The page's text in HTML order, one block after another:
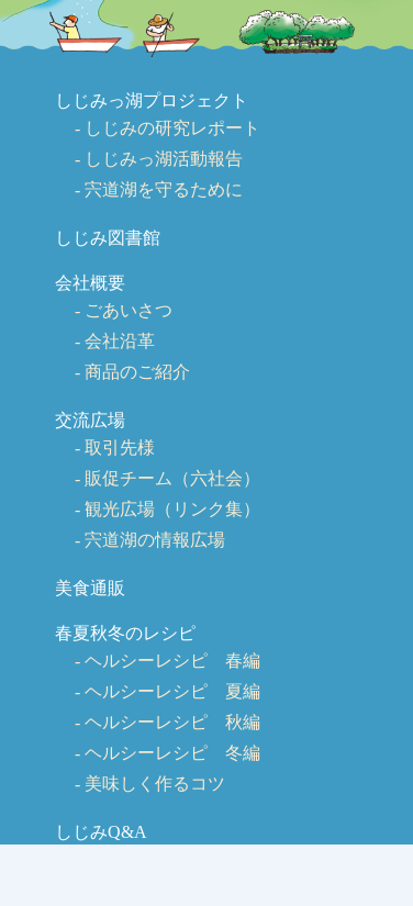
しじみっ湖プロジェクト
しじみの研究レポート
しじみっ湖活動報告
宍道湖を守るために
しじみ図書館
会社概要
ごあいさつ
会社沿革
商品のご紹介
交流広場
取引先様
販促チーム（六社会）
観光広場（リンク集）
宍道湖の情報広場
美食通販
春夏秋冬のレシピ
ヘルシーレシピ 春編
ヘルシーレシピ 夏編
ヘルシーレシピ 秋編
ヘルシーレシピ 冬編
美味しく作るコツ
しじみQ&A